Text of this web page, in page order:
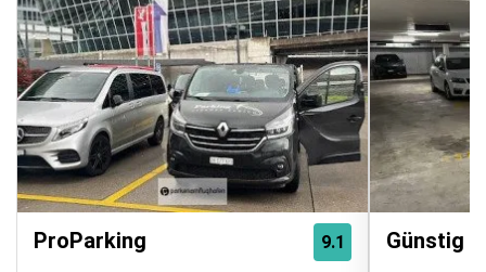
9.1
ProParking Günstig